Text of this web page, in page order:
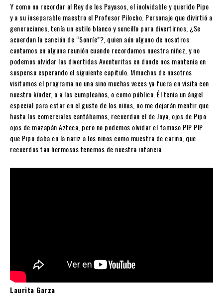
Y como no recordar al Rey de los Payasos, el inolvidable y querido Pipo
y a su inseparable maestro el Profesor Pilocho. Personaje que divirtió a
generaciones, tenía un estilo blanco y sencillo para divertirnos, ¿Se
acuerdan la canción de “Sonríe”?, quien aún alguno de nosotros
cantamos en alguna reunión cuando recordamos nuestra niñez, y no
podemos olvidar las divertidas Aventuritas en donde nos mantenía en
suspenso esperando el siguiente capitulo. Mmuchos de nosotros
visitamos el programa no una sino muchas veces ya fuera en visita con
nuestro kínder, o a los cumpleaños, o como público. Él tenía un ángel
especial para estar en el gusto de los niños, no me dejarán mentir que
hasta los comerciales cantábamos, recuerdan el de Joya, ojos de Pipo
ojos de mazapán Azteca, pero no podemos olvidar el famoso PIP PIP
que Pipo daba en la nariz a los niños como muestra de cariño, que
recuerdos tan hermosos tenemos de nuestra infancia.
Laurita Garza